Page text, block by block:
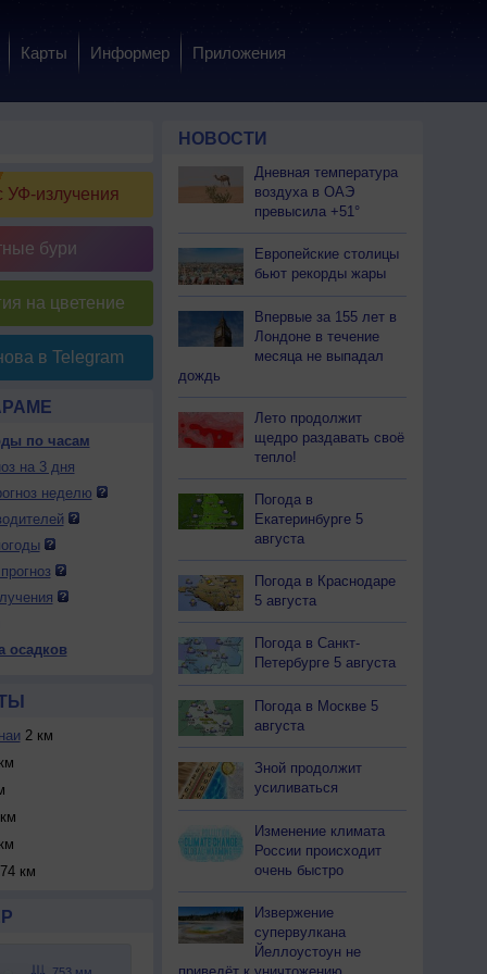
Карты Информер Приложения
УФ-излучения
бури
на цветение
в Telegram
по часам
на 3 дня
неделю
осадков
2 км
км
НОВОСТИ
Дневная температура
воздуха в ОАЭ
превысила +51°
Европейские столицы
бьют рекорды жары
Впервые за 155 лет в
Лондоне в течение
месяца не выпадал
дождь
Лето продолжит
щедро раздавать своё
тепло!
Погода в
Екатеринбурге 5
августа
Погода в Краснодаре
5 августа
Погода в Санкт-
Петербурге 5 августа
Погода в Москве 5
августа
Зной продолжит
усиливаться
Изменение климата
России происходит
очень быстро
Извержение
супервулкана
Йеллоустоун не